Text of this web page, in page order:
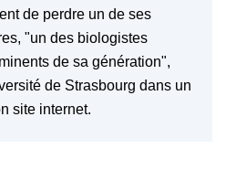
de perdre un de ses
"un des biologistes
de sa génération",
de Strasbourg dans un
site internet.